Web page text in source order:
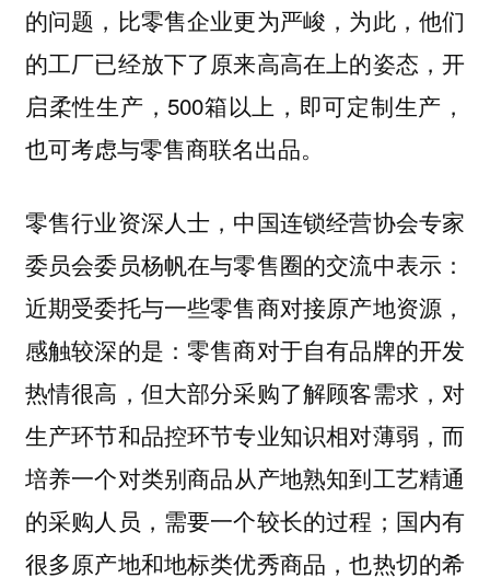
的问题，比零售企业更为严峻，为此，他们
的工厂已经放下了原来高高在上的姿态，开
启柔性生产，500箱以上，即可定制生产，
也可考虑与零售商联名出品。
零售行业资深人士，中国连锁经营协会专家
委员会委员杨帆在与零售圈的交流中表示：
近期受委托与一些零售商对接原产地资源，
感触较深的是：零售商对于自有品牌的开发
热情很高，但大部分采购了解顾客需求，对
生产环节和品控环节专业知识相对薄弱，而
培养一个对类别商品从产地熟知到工艺精通
的采购人员，需要一个较长的过程 ；国内有
很多原产地和地标类优秀商品，也热切的希